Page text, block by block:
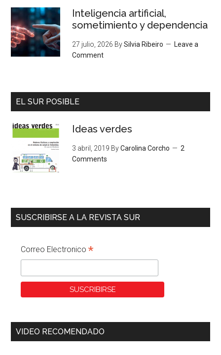
Inteligencia artificial,
sometimiento y dependencia
27 julio, 2026 BySilvia Ribeiro
Leave a
Comment
EL SUR POSIBLE
Ideas verdes
3 abril, 2019 ByCarolina Corcho
2
Comments
SUSCRIBIRSE A LA REVISTA SUR
Correo Electronico*
VIDEO RECOMENDADO